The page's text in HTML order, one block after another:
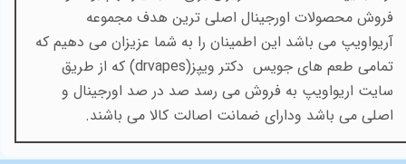
فروش محصولات اورجینال اصلی ترین هدف مجموعه
آریواویپ می باشد این اطمینان را به شما عزیزان می دهیم که
تمامی طعم های جویس دکتر ویپز(drvapes) که از طریق
سایت اریواویپ به فروش می رسد صد در صد اورجینال و
اصلی می باشد ودارای ضمانت اصالت کالا می باشند.